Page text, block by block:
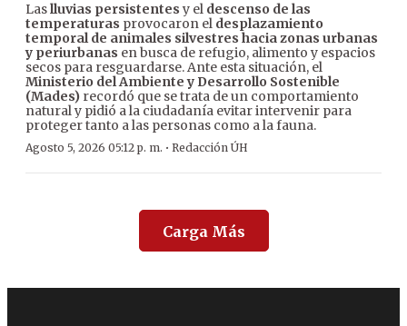
Laslluvias persistentes y el descenso de las
temperaturas provocaron el desplazamiento
temporal de animales silvestres hacia zonas urbanas
y periurbanas en busca de refugio, alimento y espacios
secos para resguardarse. Ante esta situación, el
Ministerio del Ambiente y Desarrollo Sostenible
(Mades) recordó que se trata de un comportamiento
natural y pidió a la ciudadanía evitar intervenir para
proteger tanto a las personas como a la fauna.
Agosto 5, 2026 05:12 p. m. · Redacción ÚH
Carga Más